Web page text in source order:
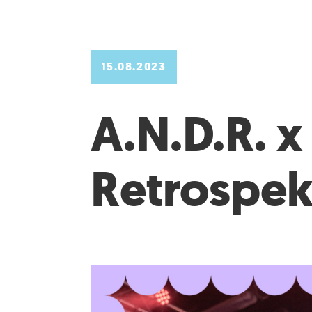
15.08.2023
A.N.D.R. x